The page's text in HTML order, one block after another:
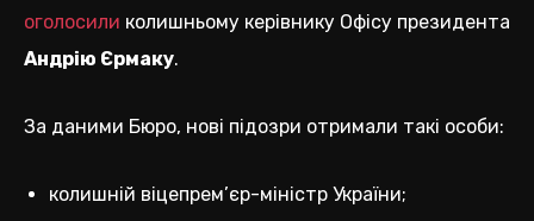
оголосили колишньому керівнику Офісу президента
Андрію Єрмаку.
За даними Бюро, нові підозри отримали такі особи:
колишній віцепрем’єр-міністр України;